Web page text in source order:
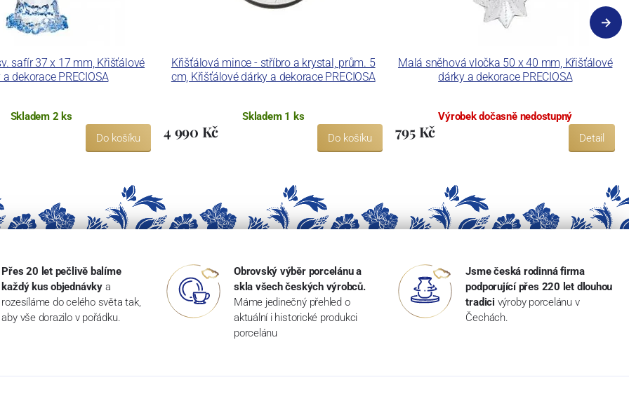
safír 37 x 17 mm, Křišťálové
dekorace PRECIOSA
Skladem 2 ks
Do košíku
Křišťálová mince - stříbro a krystal, prům. 5
cm, Křišťálové dárky a dekorace PRECIOSA
Skladem 1 ks
4 990 Kč Do košíku
Malá sněhová vločka 50 x 40 mm, Křišťálové
dárky a dekorace PRECIOSA
Výrobek dočasně nedostupný
795 Kč Detail
Přes 20 let pečlivě balíme
každý kus objednávky a
rozesíláme do celého světa tak,
aby vše dorazilo v pořádku.
Obrovský výběr porcelánu a
skla všech českých výrobců.
Máme jedinečný přehled o
aktuální i historické produkci
porcelánu
Jsme česká rodinná firma
podporující přes 220 let dlouhou
tradici výroby porcelánu v
Čechách.